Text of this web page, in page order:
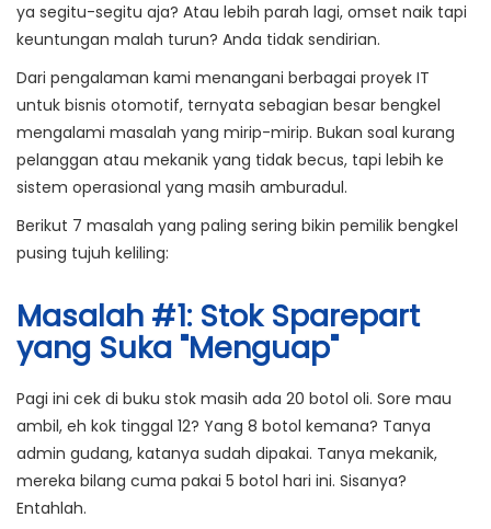
ya segitu-segitu aja? Atau lebih parah lagi, omset naik tapi
keuntungan malah turun? Anda tidak sendirian.
Dari pengalaman kami menangani berbagai proyek IT
untuk bisnis otomotif, ternyata sebagian besar bengkel
mengalami masalah yang mirip-mirip. Bukan soal kurang
pelanggan atau mekanik yang tidak becus, tapi lebih ke
sistem operasional yang masih amburadul.
Berikut 7 masalah yang paling sering bikin pemilik bengkel
pusing tujuh keliling:
Masalah #1: Stok Sparepart
yang Suka "Menguap"
Pagi ini cek di buku stok masih ada 20 botol oli. Sore mau
ambil, eh kok tinggal 12? Yang 8 botol kemana? Tanya
admin gudang, katanya sudah dipakai. Tanya mekanik,
mereka bilang cuma pakai 5 botol hari ini. Sisanya?
Entahlah.